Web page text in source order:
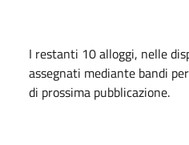
I restanti 10 alloggi, nelle
assegnati mediante bandi
di prossima pubblicazione.